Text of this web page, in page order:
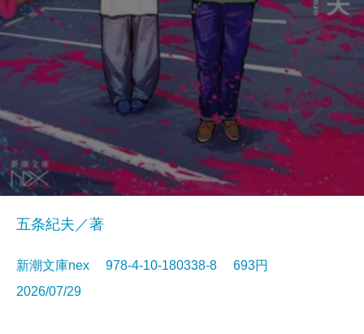
五条紀夫／著
新潮文庫nex 978-4-10-180338-8 693円
2026/07/29